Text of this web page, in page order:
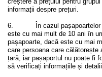
informații despre prețuri.
6. În cazul pașapoartelor
este cu mai mult de 10 ani în
pașapoarte, dacă este cu mai
care persoana care
țară, iar pașaportul nu poate fi
să verificați informațiile și